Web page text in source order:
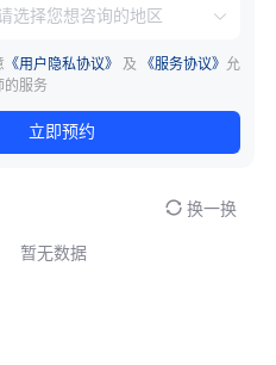
《用户隐私协议》 及 《服务协议》 允
的服务
立即预约
换一换
暂无数据